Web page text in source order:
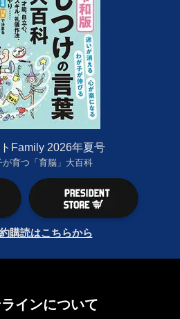
Family 2026年夏号
が育つ「育脳」大百科
購読はこちらから
インについて